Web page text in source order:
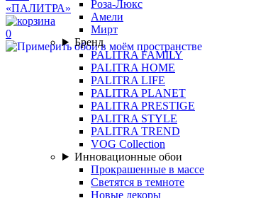
0
Роза-Люкс
Амели
Мирт
Бренд
PALITRA FAMILY
PALITRA HOME
PALITRA LIFE
PALITRA PLANET
PALITRA PRESTIGE
PALITRA STYLE
PALITRA TREND
VOG Collection
Инновационные обои
Прокрашенные в массе
Светятся в темноте
Новые декоры